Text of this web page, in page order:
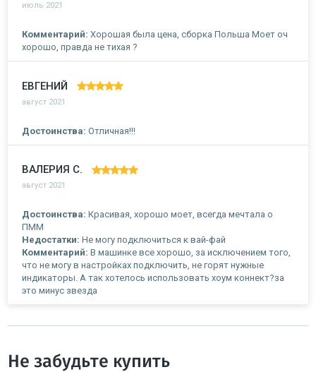
июль 2021
Комментарий: Хорошая была цена, сборка Польша Моет оч
хорошо, правда не тихая ?
ЕВГЕНИЙ
август 2021
Достоинства: Отличная!!!
ВАЛЕРИЯ С.
август 2021
Достоинства: Красивая, хорошо моет, всегда мечтала о
ПММ
Недостатки: Не могу подключиться к вай-фай
Комментарий: В машинке все хорошо, за исключением того,
что не могу в настройках подключить, не горят нужные
индикаторы. А так хотелось использовать хоум коннект?за
это минус звезда
Не забудьте купить